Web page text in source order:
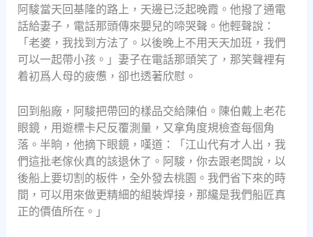
阿駿當天回基隆的路上，天邊已泛起晚霞。他撥了通電
話給妻子，電話那頭傳來嬰兒的啼哭聲。他輕聲說：
「老婆，我找到方法了。以後晚上不用天天加班，我們
可以一起帶小孩。」妻子在電話那頭笑了，那笑聲裡有
着初爲人母的疲憊，卻也透著欣慰。
回到船廠，阿駿把帶回的樣品交給陳伯。陳伯戴上老花
眼鏡，用遊標卡尺反覆測量，又拿角度規檢查每個角
落。半晌，他摘下眼鏡，嘆道：「江山代有才人出，我
們這批老傢伙真的該退休了。阿駿，你去跟老闆說，以
後船上要切割的板件，全外發去桃園。我們省下來的時
間，可以用來做更精細的組裝焊接，那纔是我們船匠真
正的價值所在。」